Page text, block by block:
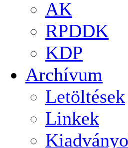
AK
RPDDK
KDP
Archívum
Letöltések
Linkek